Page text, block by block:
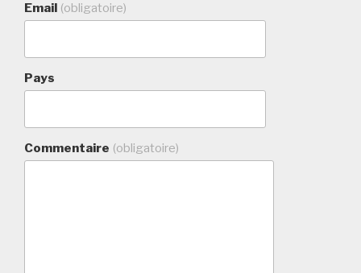
Email (obligatoire)
Pays
Commentaire (obligatoire)